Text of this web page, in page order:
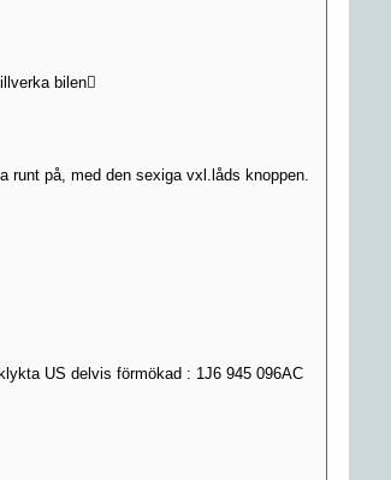
bilen
runt på, med den sexiga vxl.låds knoppen.
US delvis förmökad : 1J6 945 096AC